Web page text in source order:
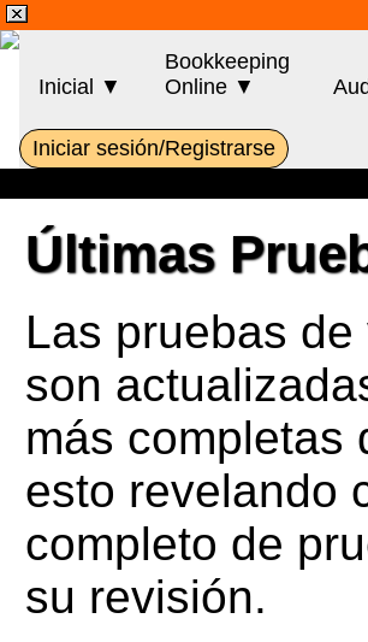
Inicial ▼
Bookkeeping
Online ▼
Iniciar sesión/Registrarse
Últimas
Las pruebas
son
más completas
esto revelando
completo de
su revisión.